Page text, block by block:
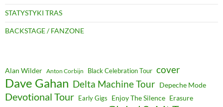
STATYSTYKI TRAS
BACKSTAGE / FANZONE
Alan Wilder Anton Corbijn Black Celebration Tour cover
Dave Gahan Delta Machine Tour Depeche Mode
Devotional Tour Early Gigs Enjoy The Silence Erasure